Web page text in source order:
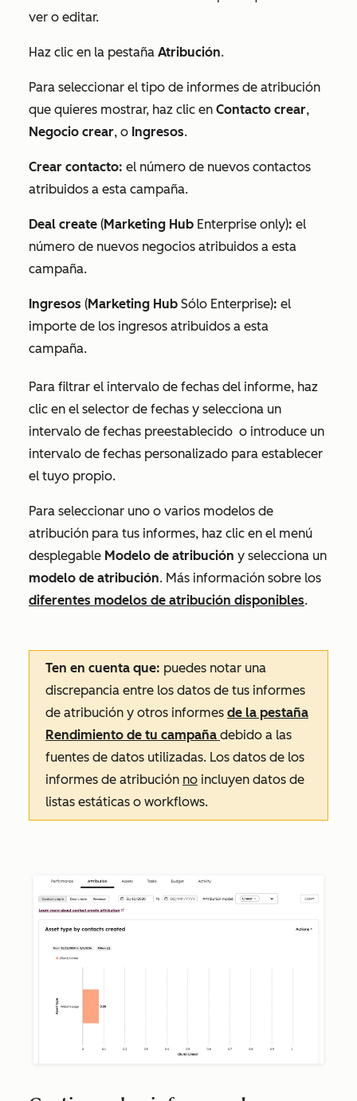
ver o editar.
Haz clic en la pestaña Atribución.
Para seleccionar el tipo de informes de atribución
que quieres mostrar, haz clic en Contacto crear,
Negocio crear, o Ingresos.
Crear contacto: el número de nuevos contactos
atribuidos a esta campaña.
Deal create (Marketing Hub Enterprise only): el
número de nuevos negocios atribuidos a esta
campaña.
Ingresos (Marketing Hub Sólo Enterprise): el
importe de los ingresos atribuidos a esta
campaña.
Para filtrar el intervalo de fechas del informe, haz
clic en el selector de fechas y selecciona un
intervalo de fechas preestablecido o introduce un
intervalo de fechas personalizado para establecer
el tuyo propio.
Para seleccionar uno o varios modelos de
atribución para tus informes, haz clic en el menú
desplegable Modelo de atribución y selecciona un
modelo de atribución. Más información sobre los
diferentes modelos de atribución disponibles.
Ten en cuenta que: puedes notar una
discrepancia entre los datos de tus informes
de atribución y otros informes de la pestaña
Rendimiento de tu campaña debido a las
fuentes de datos utilizadas. Los datos de los
informes de atribución no incluyen datos de
listas estáticas o workflows.